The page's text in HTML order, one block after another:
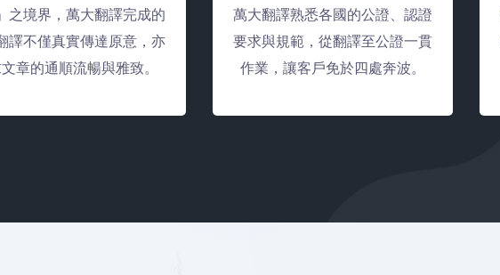
之境界，萬大翻譯完成的
譯不僅真實傳達原意，亦
章的通順流暢與雅致。
萬大翻譯熟悉各國的公證、認證
要求與規範，從翻譯至公證一貫
作業，讓客戶免於四處奔波。